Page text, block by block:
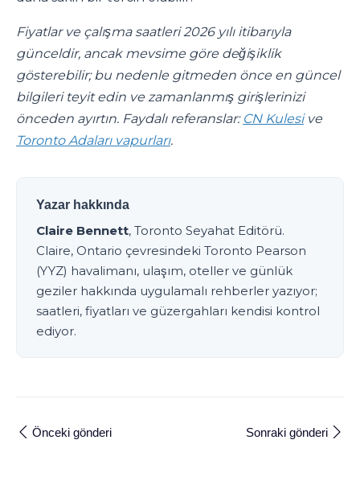
Fiyatlar ve çalışma saatleri 2026 yılı itibarıyla
günceldir, ancak mevsime göre değişiklik
gösterebilir; bu nedenle gitmeden önce en güncel
bilgileri teyit edin ve zamanlanmış girişlerinizi
önceden ayırtın. Faydalı referanslar: CN Kulesive
Toronto Adaları vapurları.
Yazar hakkında
Claire Bennett, Toronto Seyahat Editörü.
Claire, Ontario çevresindeki Toronto Pearson
(YYZ) havalimanı, ulaşım, oteller ve günlük
geziler hakkında uygulamalı rehberler yazıyor;
saatleri, fiyatları ve güzergahları kendisi kontrol
ediyor.
Önceki gönderi Sonraki gönderi